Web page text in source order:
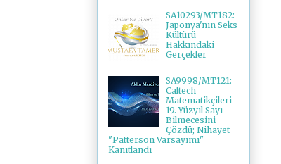
SA10293/MT182:
Japonya'nın Seks
Kültürü
Hakkındaki
Gerçekler
SA9998/MT121:
Caltech
Matematikçileri
19. Yüzyıl Sayı
Bilmecesini
Çözdü; Nihayet
"Patterson Varsayımı"
Kanıtlandı